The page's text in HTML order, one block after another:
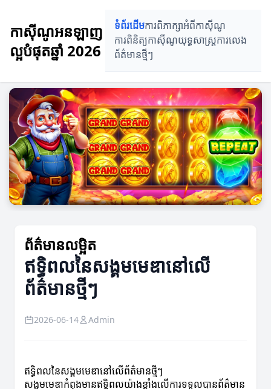
កាស៊ីណូអនឡាញ
ល្អបំផុតឆ្នាំ 2026
ទំព័រដើមការពិភាក្សាអំពីកាស៊ីណូ
ការពិនិត្យកាស៊ីណូយុទ្ធសាស្ត្រការលេង
ព័ត៌មានថ្មីៗ
ព័ត៌មានលម្អិត
ឥទ្ធិពលនៃសង្គមមេឌានៅលើ
ព័ត៌មានថ្មីៗ
2026-06-14 Admin
ឥទ្ធិពលនៃសង្គមមេឌានៅលើព័ត៌មានថ្មីៗ
សង្គមមេឌាកំពុងមានឥទ្ធិពលយ៉ាងខ្លាំងលើការទទួលបានព័ត៌មាន